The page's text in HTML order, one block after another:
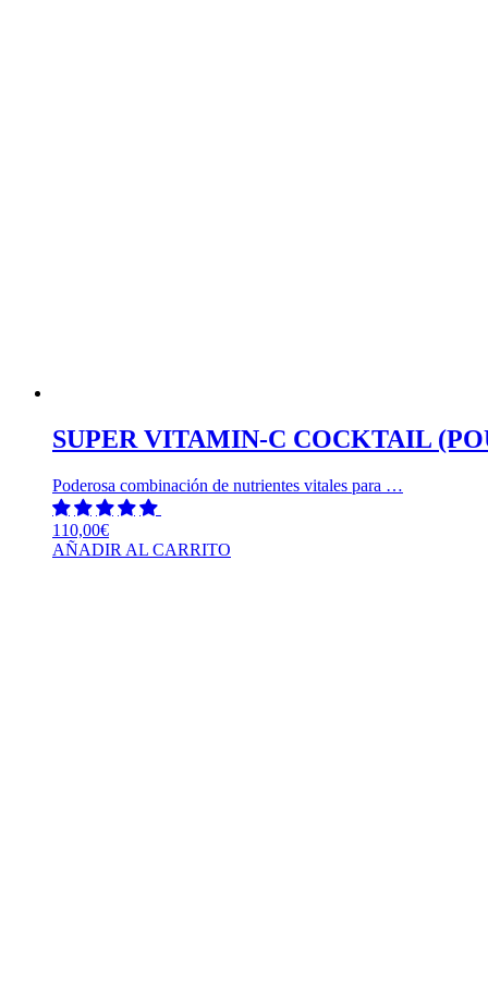
SUPER VITAMIN-C COCKTAIL
Poderosa combinación de nutrientes vitales para …
110,00€
AÑADIR AL CARRITO